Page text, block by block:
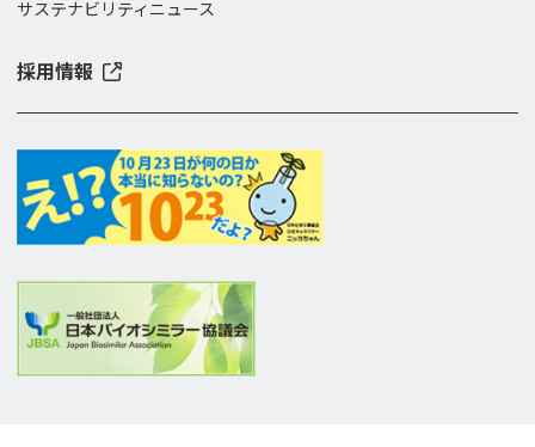
サステナビリティニュース
採用情報